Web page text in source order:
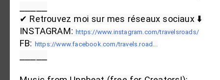
✔ Retrouvez moi sur mes réseaux sociaux ⬇️
INSTAGRAM: https://www.instagram.com/travelsroads/
FB: https://www.facebook.com/travels.road...